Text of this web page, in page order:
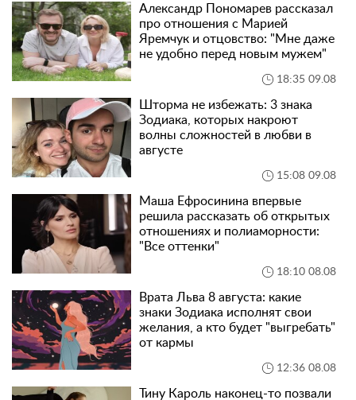
Александр Пономарев рассказал
про отношения с Марией
Яремчук и отцовство: "Мне даже
не удобно перед новым мужем"
18:35 09.08
Шторма не избежать: 3 знака
Зодиака, которых накроют
волны сложностей в любви в
августе
15:08 09.08
Маша Ефросинина впервые
решила рассказать об открытых
отношениях и полиаморности:
"Все оттенки"
18:10 08.08
Врата Льва 8 августа: какие
знаки Зодиака исполнят свои
желания, а кто будет "выгребать"
от кармы
12:36 08.08
Тину Кароль наконец-то позвали